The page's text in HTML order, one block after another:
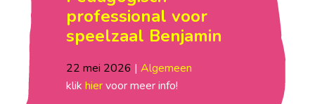
professional voor
speelzaal Benjamin
22 mei 2026 | Algemeen
klik hiervoor meer info!